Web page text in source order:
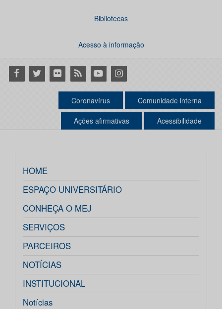
Bibliotecas
Acesso à informação
Facebook
Twitter Flickr RSS YoutubeInstagram
Coronavírus Comunidade interna
Ações afirmativas Acessibilidade
HOME
ESPAÇO UNIVERSITÁRIO
CONHEÇA O MEJ
SERVIÇOS
PARCEIROS
NOTÍCIAS
INSTITUCIONAL
Notícias